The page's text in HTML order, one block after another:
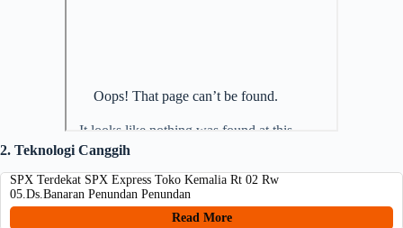
2. Teknologi Canggih
SPX Terdekat SPX Express Toko Kemalia Rt 02 Rw
05.Ds.Banaran Penundan Penundan
Read More